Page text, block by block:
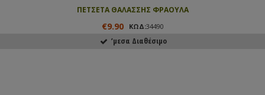
ΠΕΤΣΕΤΑ ΘΑΛΑΣΣΗΣ ΦΡΑΟΥΛΑ
€9.90 ΚΩΔ:34490
ʼμεσα Διαθέσιμο